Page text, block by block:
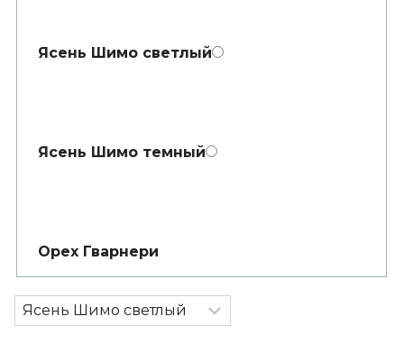
Ясень Шимо светлый
Ясень Шимо темный
Орех Гварнери